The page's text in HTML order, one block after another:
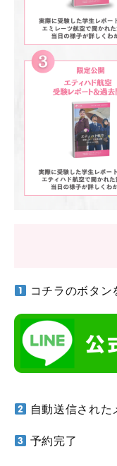
コチラのボタン
自動送信された
予約完了